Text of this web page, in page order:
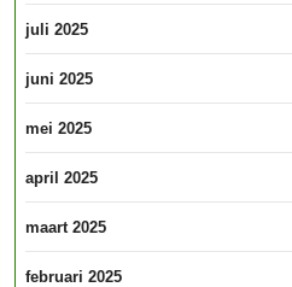
juli 2025
juni 2025
mei 2025
april 2025
maart 2025
februari 2025